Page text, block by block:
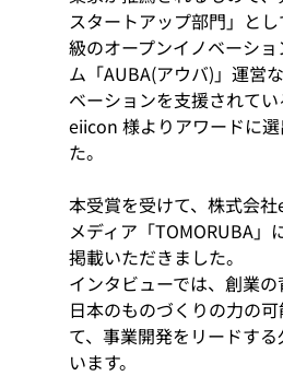
スタートアップ部門」と
級のオープンイノベーシ
ム「AUBA(アウバ)」運営
ベーションを支援されて
eiicon 様よりアワードに
た。
本受賞を受けて、株式会
メディア「TOMORUBA」
掲載いただきました。
インタビューでは、創業
日本のものづくりの力の
て、事業開発をリードす
います。